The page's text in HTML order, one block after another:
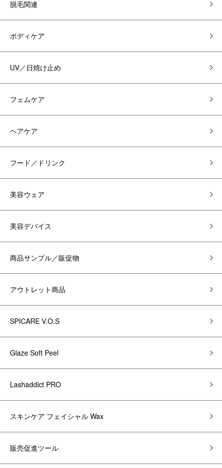
脱毛関連
ボディケア
UV／日焼け止め
フェムケア
ヘアケア
フード／ドリンク
美容ウェア
美容デバイス
商品サンプル／販促物
アウトレット商品
SPICARE V.O.S
Glaze Soft Peel
Lashaddict PRO
スキンケア フェイシャル Wax
販売促進ツール